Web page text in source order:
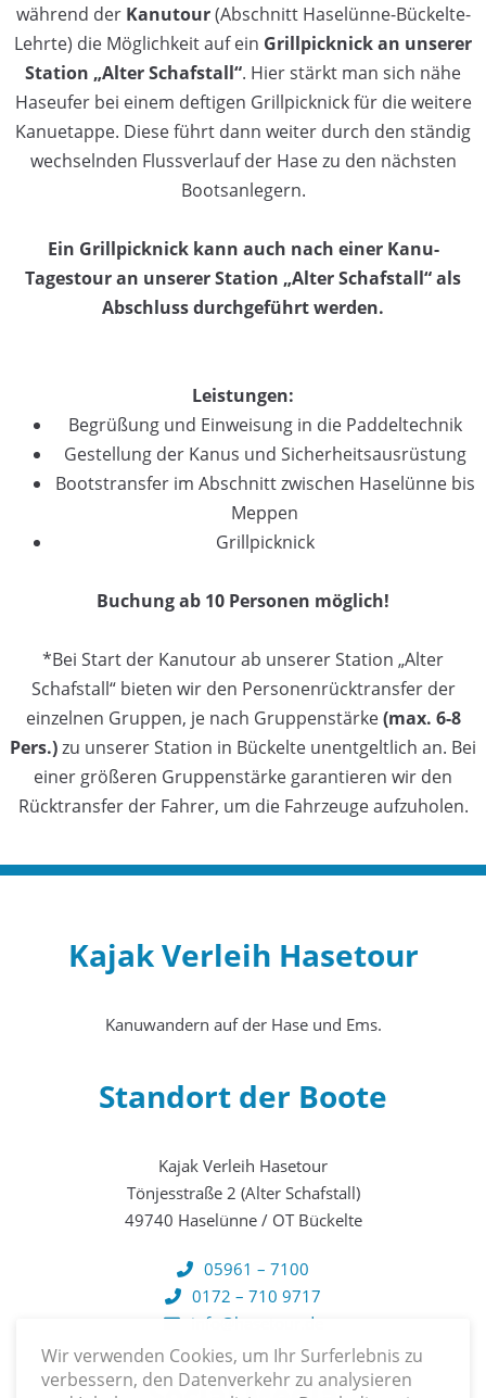
während der Kanutour(Abschnitt Haselünne-Bückelte-
Lehrte) die Möglichkeit auf ein Grillpicknick an unserer
Station „Alter Schafstall“. Hier stärkt man sich nähe
Haseufer bei einem deftigen Grillpicknick für die weitere
Kanuetappe. Diese führt dann weiter durch den ständig
wechselnden Flussverlauf der Hase zu den nächsten
Bootsanlegern.
Ein Grillpicknick kann auch nach einer Kanu-
Tagestour an unserer Station „Alter Schafstall“ als
Abschluss durchgeführt werden.
Leistungen:
Begrüßung und Einweisung in die Paddeltechnik
Gestellung der Kanus und Sicherheitsausrüstung
Bootstransfer im Abschnitt zwischen Haselünne bis
Meppen
Grillpicknick
Buchung ab 10 Personen möglich!
*Bei Start der Kanutour ab unserer Station „Alter
Schafstall“ bieten wir den Personenrücktransfer der
einzelnen Gruppen, je nach Gruppenstärke(max. 6-8
Pers.)zu unserer Station in Bückelte unentgeltlich an. Bei
einer größeren Gruppenstärke garantieren wir den
Rücktransfer der Fahrer, um die Fahrzeuge aufzuholen.
Kajak Verleih Hasetour
Kanuwandern auf der Hase und Ems.
Standort der Boote
Kajak Verleih Hasetour
Tönjesstraße 2 (Alter Schafstall)
49740 Haselünne / OT Bückelte
05961 – 7100
0172 – 710 9717
info@hasetour.de
Wir verwenden Cookies, um Ihr Surferlebnis zu
verbessern, den Datenverkehr zu analysieren